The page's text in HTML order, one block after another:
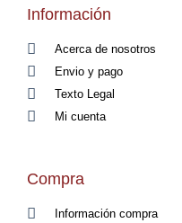
Información
Acerca de nosotros
Envio y pago
Texto Legal
Mi cuenta
Compra
Información compra